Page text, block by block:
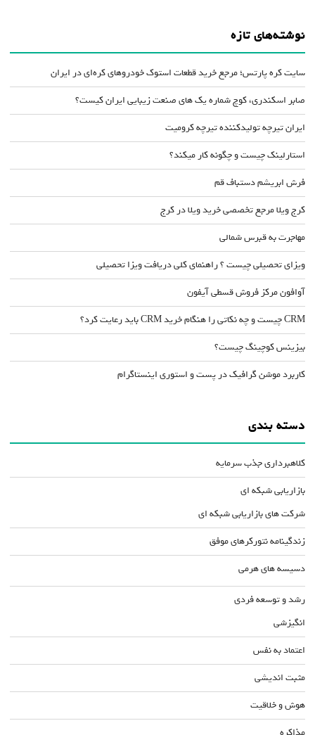
نوشته‌های تازه
سایت کره پارتس؛ مرجع خرید قطعات استوک خودروهای کره‌ای در ایران
صابر اسکندری، کوچ شماره یک های صنعت زیبایی ایران کیست؟
ایران تیرچه تولیدکننده تیرچه کرومیت
استارلینک چیست و چگونه کار میکند؟
فرش ابریشم دستباف قم
کرج ویلا مرجع تخصصی خرید ویلا در کرج
مهاجرت به قبرس شمالی
ویزای تحصیلی چیست ؟ راهنمای کلی دریافت ویزا تحصیلی
آوافون مرکز فروش قسطی آیفون
CRM چیست و چه نکاتی را هنگام خرید CRM باید رعایت کرد؟
بیزینس کوچینگ چیست؟
کاربرد موشن گرافیک در پست و استوری اینستاگرام
دسته بندی
کلاهبرداری جذب سرمایه
بازاریابی شبکه ای
شرکت های بازاریابی شبکه ای
زندگینامه نتورکرهای موفق
دسیسه های هرمی
رشد و توسعه فردی
انگیزشی
اعتماد به نفس
مثبت اندیشی
هوش و خلاقیت